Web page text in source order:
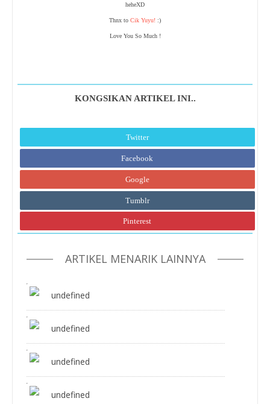
heheXD
Thnx to Cik Yuyu! :)
Love You So Much !
KONGSIKAN ARTIKEL INI..
Twitter
Facebook
Google
Tumblr
Pinterest
ARTIKEL MENARIK LAINNYA
undefined
undefined
undefined
undefined